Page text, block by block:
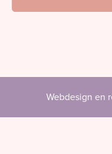
Webdesign en